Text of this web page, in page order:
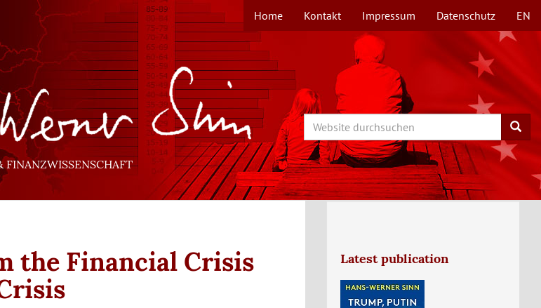
TOPMENÜ
Home Kontakt Impressum Datenschutz EN
Search Search
the Financial Crisis
Latest publication